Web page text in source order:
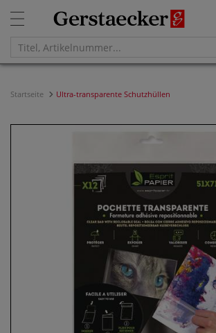
Startseite Ultra-transparente Schutzhüllen